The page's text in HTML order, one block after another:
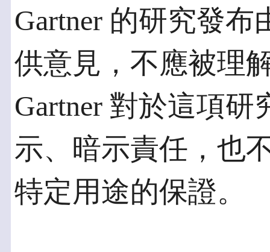
Gartner 的研究發布
供意見，不應被理
Gartner 對於這項
示、暗示責任，也
特定用途的保證。